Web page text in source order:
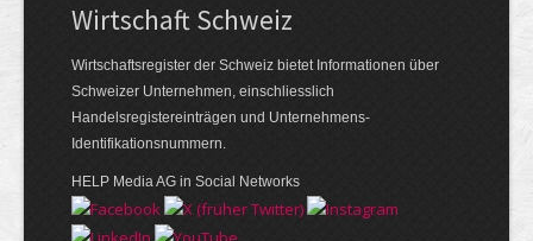
Wirtschaft Schweiz
Wirtschaftsregister der Schweiz bietet Informationen über
Schweizer Unternehmen, einschliesslich
Handelsregistereinträgen und Unternehmens-
Identifikationsnummern.
HELP Media AG in Social Networks